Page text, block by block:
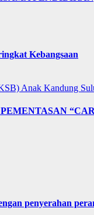
Kebangsaan
Anak Kandung
penyerahan